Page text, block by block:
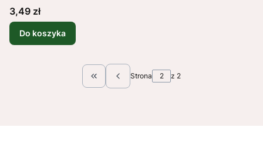
Cena
3,49 zł
Do koszyka
Wróć do pierwszej strony z produktami
Strona z 2